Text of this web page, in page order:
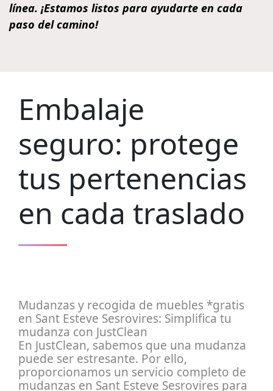
línea. ¡Estamos listos para ayudarte en cada
paso del camino!
Embalaje
seguro: protege
tus pertenencias
en cada traslado
Mudanzas y recogida de muebles *gratis
en Sant Esteve Sesrovires: Simplifica tu
mudanza con JustClean
En JustClean, sabemos que una mudanza
puede ser estresante. Por ello,
proporcionamos un servicio completo de
mudanzas en Sant Esteve Sesrovires para